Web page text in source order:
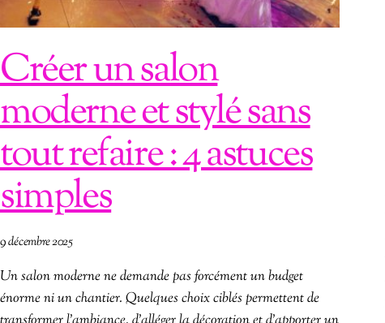
Créer un salon
moderne et stylé sans
tout refaire : 4 astuces
simples
9 décembre 2025
Un salon moderne ne demande pas forcément un budget
énorme ni un chantier. Quelques choix ciblés permettent de